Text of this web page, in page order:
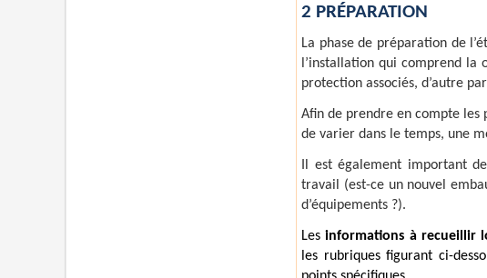
2 PRÉPARATION
La phase de préparation de
l’installation qui comprend la
protection associés, d’autre
Afin de prendre en compte les
de varier dans le temps, une
Il est également important
travail (est-ce un nouvel
d’équipements ?).
Lesinformations à recueillir
les rubriques figurant ci-